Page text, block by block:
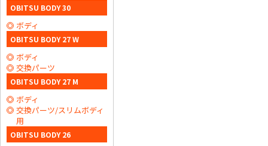
OBITSU BODY 30
ボディ
OBITSU BODY 27 W
ボディ
交換パーツ
OBITSU BODY 27 M
ボディ
交換パーツ/スリムボディ
用
OBITSU BODY 26